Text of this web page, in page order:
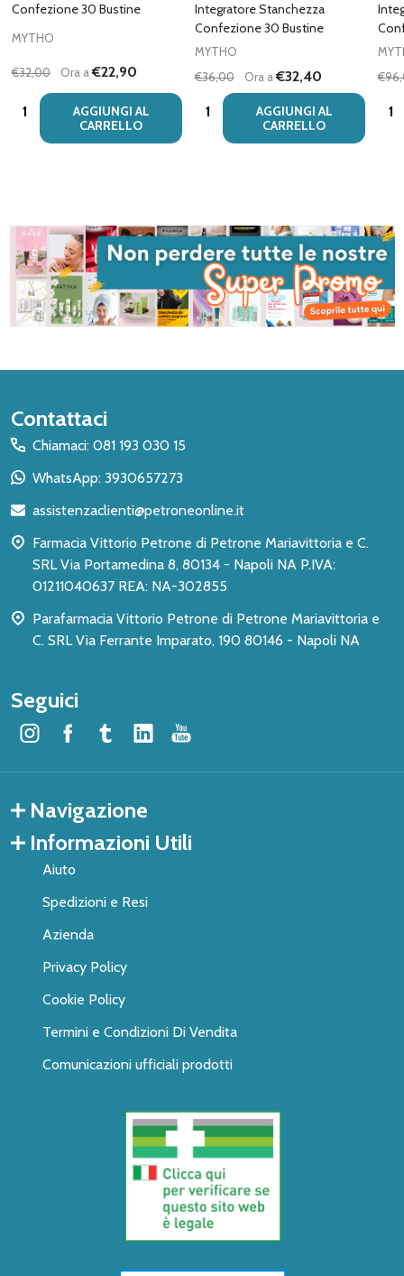
Confezione 30 Bustine
MYTHO
€32,00 Ora a€22,90
Quantità:
AGGIUNGI AL
CARRELLO
Integratore Stanchezza
Confezione 30 Bustine
MYTHO
€36,00
Ora a€32,40
Quantità:
AGGIUNGI AL
CARRELLO
Inizio
del
piè
pagina
Contattaci
Chiamaci: 081 193 030 15
WhatsApp: 3930657273
assistenzaclienti@petroneonline.it
Farmacia Vittorio Petrone di Petrone Mariavittoria e C.
SRL Via Portamedina 8, 80134 - Napoli NA P.IVA:
01211040637 REA: NA-302855
Parafarmacia Vittorio Petrone di Petrone Mariavittoria e
C. SRL Via Ferrante Imparato, 190 80146 - Napoli NA
Seguici
Navigazione
Informazioni Utili
Aiuto
Spedizioni e Resi
Azienda
Privacy Policy
Cookie Policy
Termini e Condizioni Di Vendita
Comunicazioni ufficiali prodotti